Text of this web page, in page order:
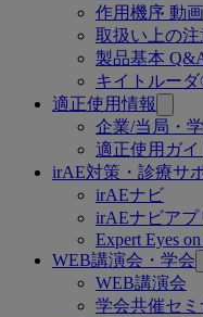
作用機序 動画
取扱い上の注
製品基本
キイトルー
適正使用情報
企業/当局・
適正使用ガイ
irAE対策・診療サ
irAEナビ
irAEナビア
Expert Eyes
WEB講演会・学会
WEB講演会
学会共催セミ